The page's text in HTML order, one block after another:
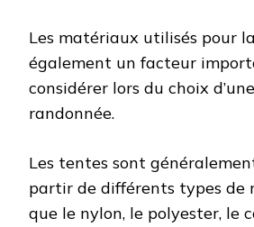
Les matériaux utilisés pour
également un facteur
considérer lors du choix
randonnée.
Les tentes sont
partir de différents types de
que le nylon, le polyester, le